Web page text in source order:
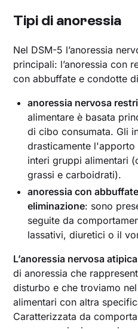
Tipi di anoressia
Nel DSM-5 l’anoressia
principali: l’anoressia con
con abbuffate e condotte
anoressia nervosa
alimentare è basata
di cibo consumata. Gli
drasticamente
interi gruppi alimentari
grassi e carboidrati).
anoressia con
eliminazione: sono
seguite da
lassativi, diuretici o il
L’anoressia nervosa atipica
di anoressia che
disturbo e che troviamo
alimentari con altra
Caratterizzata da